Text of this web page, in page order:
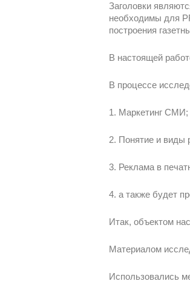
Заголовки
необходимы для
построения
В настоящей
В процессе
1. Маркетинг СМИ;
2. Понятие и виды
3. Реклама в
4. а также будет
Итак, объектом
Материалом
Использовались